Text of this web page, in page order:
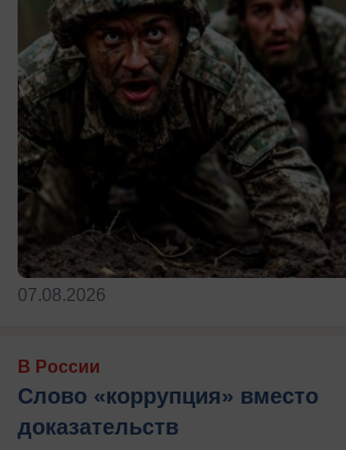
07.08.2026
В России
Слово «коррупция» вместо
доказательств